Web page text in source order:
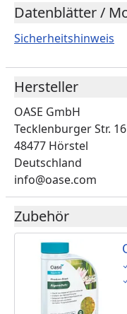
Datenblätter /
Sicherheitshinweis
Hersteller
OASE GmbH
Tecklenburger Str.
48477 Hörstel
Deutschland
info@oase.com
Zubehör